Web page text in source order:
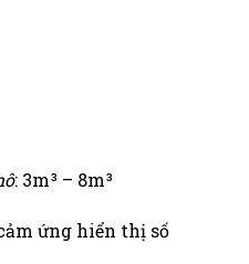
: 3m³ – 8m³
ứng hiển thị số